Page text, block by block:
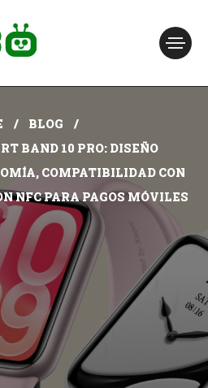
BLOG
BAND 10 PRO: DISEÑO
COMPATIBILIDAD CON
NFC PARA PAGOS MÓVILES